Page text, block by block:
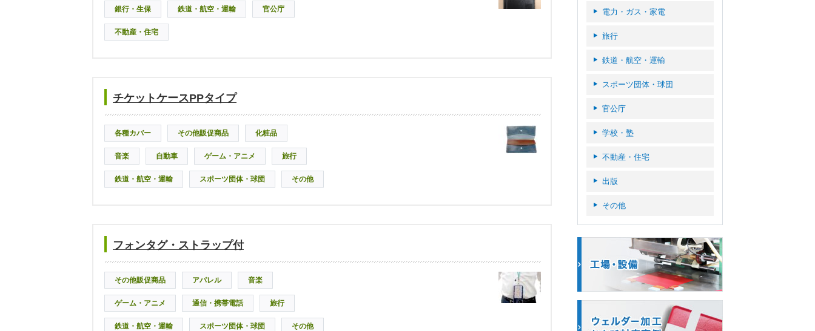
銀行・生保 鉄道・航空・運輸 官公庁
不動産・住宅
チケットケースPPタイプ
各種カバー その他販促商品 化粧品
音楽 自動車 ゲーム・アニメ 旅行
鉄道・航空・運輸 スポーツ団体・球団 その他
フォンタグ・ストラップ付
その他販促商品 アパレル 音楽
ゲーム・アニメ 通信・携帯電話 旅行
鉄道・航空・運輸 スポーツ団体・球団 その他
電力・ガス・家電
旅行
鉄道・航空・運輸
スポーツ団体・球団
官公庁
学校・塾
不動産・住宅
出版
その他